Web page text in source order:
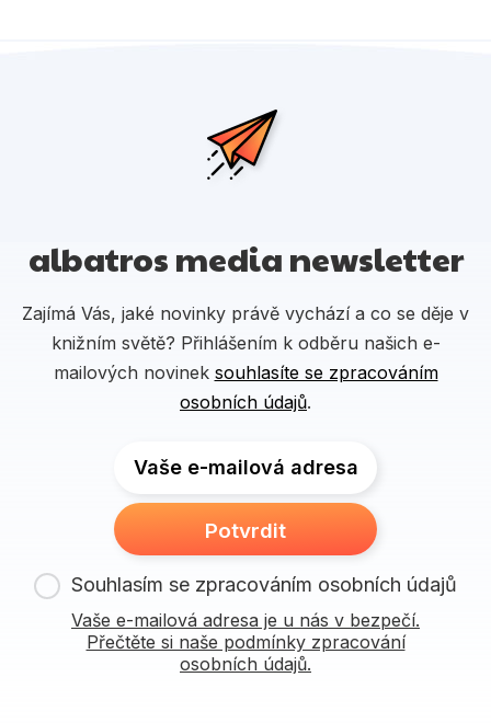
albatros media newsletter
Zajímá Vás, jaké novinky právě vychází a co se děje v
knižním světě? Přihlášením k odběru našich e-
mailových novinek souhlasíte se zpracováním
osobních údajů.
Vaše e-mailová adresa
Potvrdit
Souhlasím se zpracováním osobních údajů
Vaše e-mailová adresa je u nás v bezpečí.
Přečtěte si naše podmínky zpracování
osobních údajů.